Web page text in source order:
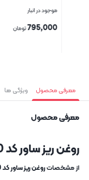
موجود در انبار
270,000تومان
معرفی محصول ویژگی ها
معرفی محصول
روغن ریز ساور کد 1060 (سایز بزرگ)
از مشخصاتروغن ریز ساور کد 1060